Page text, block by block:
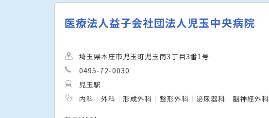
医療法人益子会社団法人児玉中央病院
埼玉県本庄市児玉町児玉南3丁目3番1号
0495-72-0030
児玉駅
内科
外科 形成外科 整形外科 泌尿器科 脳神経外科